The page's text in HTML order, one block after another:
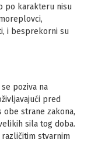
po karakteru nisu
i besprekorni su
poziva na
pred
obe strane zakona,
sila tog doba.
različitim stvarnim